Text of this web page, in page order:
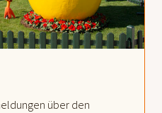
über den